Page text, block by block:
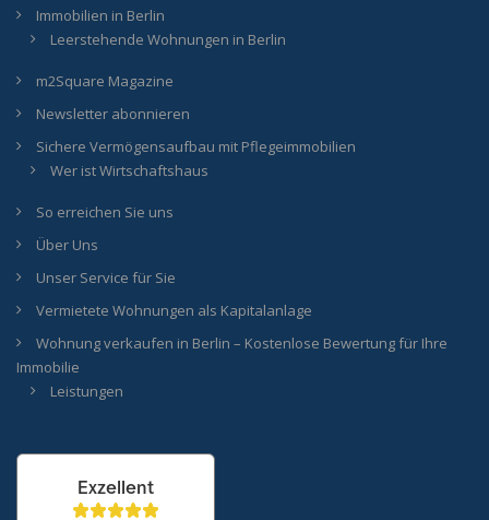
Immobilien in Berlin
Leerstehende Wohnungen in Berlin
m2Square Magazine
Newsletter abonnieren
Sichere Vermögensaufbau mit Pflegeimmobilien
Wer ist Wirtschaftshaus
So erreichen Sie uns
Über Uns
Unser Service für Sie
Vermietete Wohnungen als Kapitalanlage
Wohnung verkaufen in Berlin – Kostenlose Bewertung für Ihre
Immobilie
Leistungen